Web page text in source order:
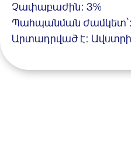
Չափաբաժին: 3%
Պահպանման ժամկետ՝:
Արտադրված է: